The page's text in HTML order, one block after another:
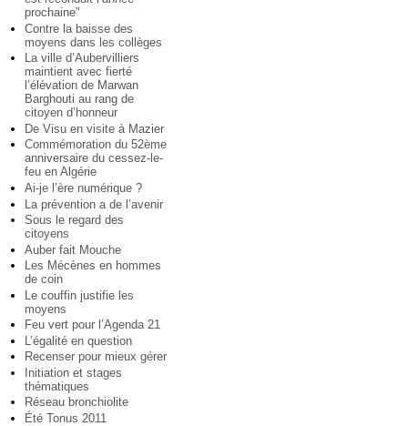
prochaine"
Contre la baisse des
moyens dans les collèges
La ville d’Aubervilliers
maintient avec fierté
l’élévation de Marwan
Barghouti au rang de
citoyen d’honneur
De Visu en visite à Mazier
Commémoration du 52ème
anniversaire du cessez-le-
feu en Algérie
Ai-je l’ère numérique ?
La prévention a de l’avenir
Sous le regard des
citoyens
Auber fait Mouche
Les Mécènes en hommes
de coin
Le couffin justifie les
moyens
Feu vert pour l’Agenda 21
L’égalité en question
Recenser pour mieux gérer
Initiation et stages
thématiques
Réseau bronchiolite
Été Tonus 2011